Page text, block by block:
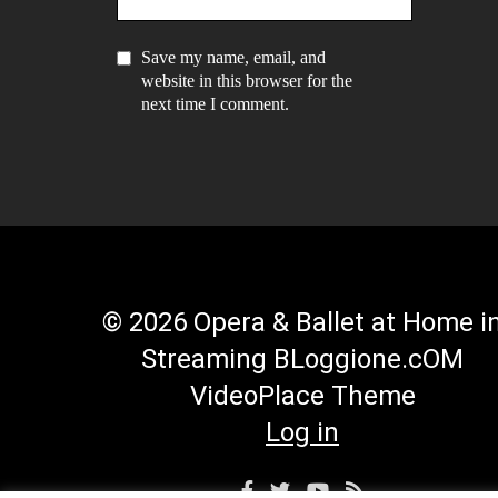
Save my name, email, and
website in this browser for the
next time I comment.
© 2026 Opera & Ballet at Home
Streaming BLoggione.cOM
VideoPlace Theme
Log in
Facebook
TwitterYouTube
RSS